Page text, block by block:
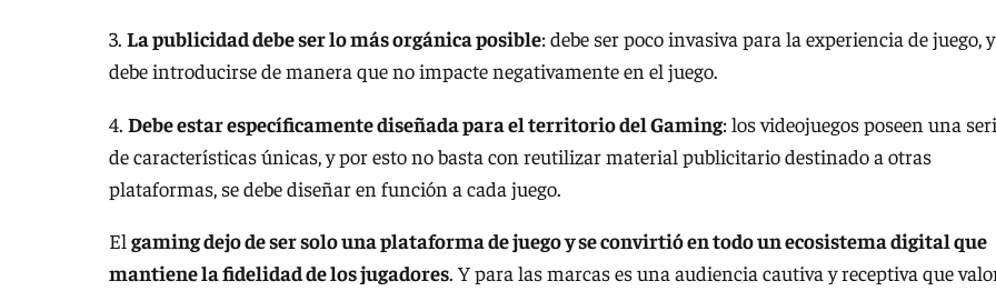
3. La publicidad debe ser lo más orgánica posible: debe ser poco invasiva para la experiencia de juego, y
debe introducirse de manera que no impacte negativamente en el juego.
4. Debe estar específicamente diseñada para el territorio del Gaming: los videojuegos poseen una
de características únicas, y por esto no basta con reutilizar material publicitario destinado a otras
plataformas, se debe diseñar en función a cada juego.
El gaming dejo de ser solo una plataforma de juego y se convirtió en todo un ecosistema digital que
mantiene la fidelidad de los jugadores. Y para las marcas es una audiencia cautiva y receptiva que